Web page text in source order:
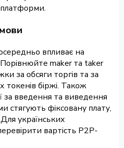
платформи.
впливає на
Порівнюйте maker та taker
за обсяги торгів та за
біржі. Також
за введення та виведення
стягують фіксовану плату,
Для українських
вартість P2P-